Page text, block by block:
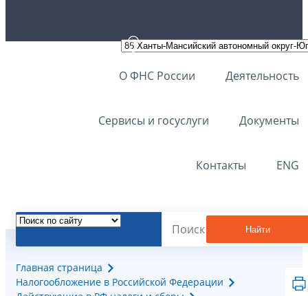
О ФНС России Деятельность
Сервисы и госуслуги Документы
Контакты ENG
Найти
Главная страница
Налогообложение в Российской Федерации